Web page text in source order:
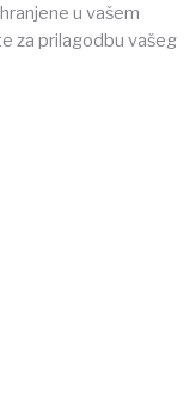
u vašem
za prilagodbu vašeg